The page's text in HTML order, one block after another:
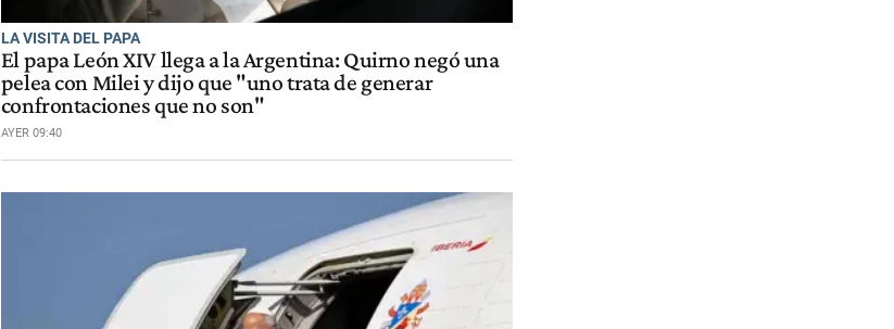
LA VISITA DEL PAPA
El papa León XIV llega a la Argentina: Quirno negó una
pelea con Milei y dijo que "uno trata de generar
confrontaciones que no son"
AYER 09:40